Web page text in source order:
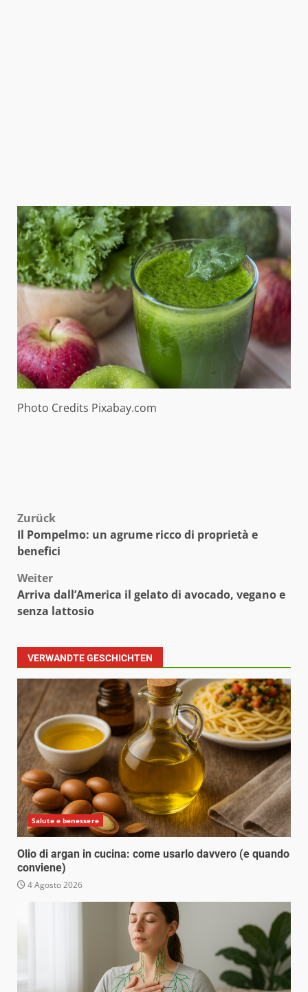
Photo Credits Pixabay.com
Beitragsnavigation
Zurück
Il Pompelmo: un agrume ricco di proprietà e
benefici
Weiter
Arriva dall’America il gelato di avocado, vegano e
senza lattosio
VERWANDTE GESCHICHTEN
Salute e benessere
Olio di argan in cucina: come usarlo davvero (e quando
conviene)
4 Agosto 2026